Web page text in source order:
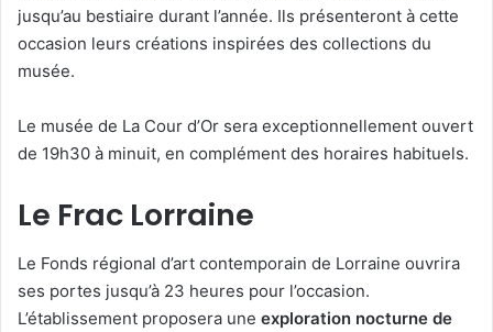
jusqu’au bestiaire durant l’année. Ils présenteront à cette
occasion leurs créations inspirées des collections du
musée.
Le musée de La Cour d’Or sera exceptionnellement ouvert
de 19h30 à minuit, en complément des horaires habituels.
Le Frac Lorraine
Le Fonds régional d’art contemporain de Lorraine ouvrira
ses portes jusqu’à 23 heures pour l’occasion.
L’établissement proposera une exploration nocturne de